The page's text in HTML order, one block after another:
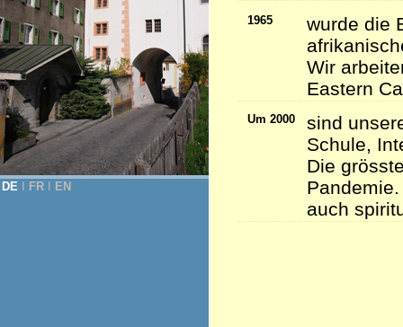
DE FR EN
1965
wurde die
Wir
Eastern
Um 2000
sind
Schule,
Die
auch